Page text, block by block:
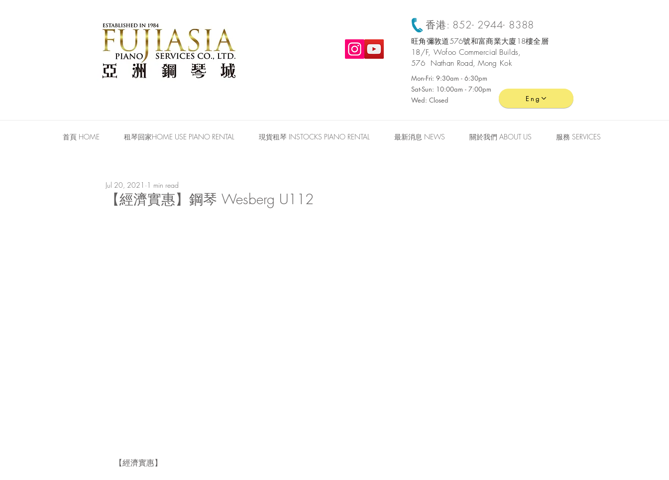
香港: 852- 2944- 8388
旺角彌敦道576號和富商業大廈18樓全層
​18/F, Wofoo Commercial Builds,
576 Nathan Road, Mong Kok
Mon-Fri: 9:30am - 6:30pm
Sat-Sun: 10:00am - 7:00pm
Wed: Closed
Eng
首頁 HOME 租琴回家HOME USE PIANO RENTAL 現貨租琴 INSTOCKS PIANO RENTAL 最新消息 NEWS 關於我們 ABOUT US 服務 SERVICES
【經濟實惠】鋼琴 Wesberg U112
Jul 20, 2021 1 min read
【經濟實惠】